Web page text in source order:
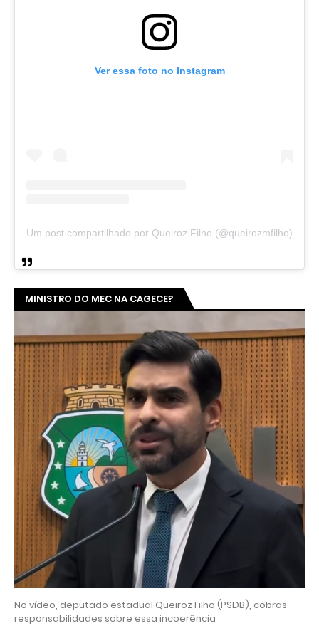
Ver essa foto no Instagram
Um post compartilhado por Queiroz Filho (@queirozmfilho)
MINISTRO DO MEC NA CAGECE?
No vídeo, deputado estadual Queiroz Filho (PSDB), cobras
responsabilidades sobre essa incoerência